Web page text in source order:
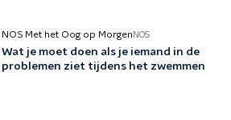
NOS Met het Oog op Morgen NOS
Wat je moet doen als je iemand in de
problemen ziet tijdens het zwemmen